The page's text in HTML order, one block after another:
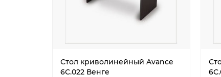
Стол криволинейный Avance
6С.022 Венге